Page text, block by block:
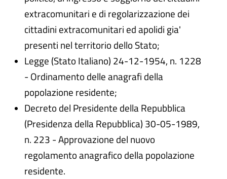
extracomunitari e di regolarizzazione dei
cittadini extracomunitari ed apolidi gia'
presenti nel territorio dello Stato;
Legge (Stato Italiano) 24-12-1954, n. 1228
- Ordinamento delle anagrafi della
popolazione residente;
Decreto del Presidente della Repubblica
(Presidenza della Repubblica) 30-05-1989,
n. 223 - Approvazione del nuovo
regolamento anagrafico della popolazione
residente.